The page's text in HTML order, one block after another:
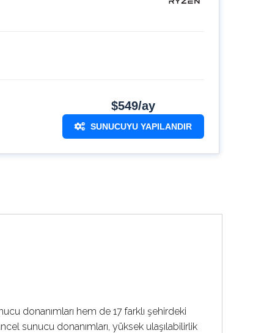
$549/ay
SUNUCUYU YAPILANDIR
donanımları hem de 17 farklı şehirdeki
sunucu donanımları, yüksek ulaşılabilirlik